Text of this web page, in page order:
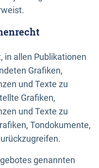
in allen Publikationen
Grafiken,
und Texte zu
Grafiken,
und Texte zu
Tondokumente,
genannten